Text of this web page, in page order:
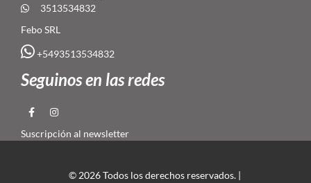
3513534832
Febo SRL
+5493513534832
Seguinos en las redes
Suscripción al newsletter
© 2026 Todos los derechos reservados. |